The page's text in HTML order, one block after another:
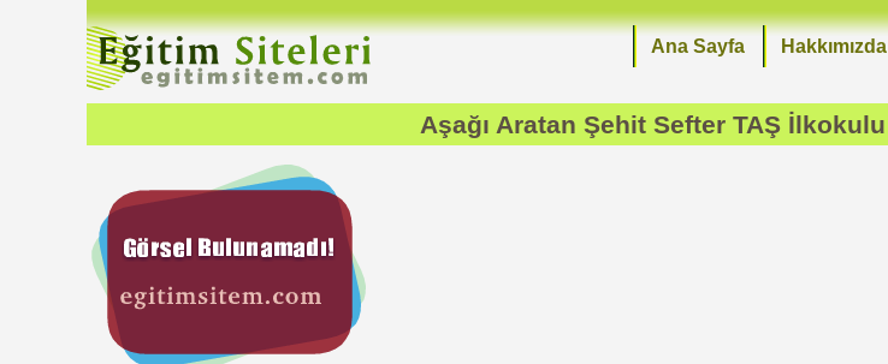
Hakkımızda
Ana Sayfa
Aşağı Aratan Şehit Sefter TAŞ İlkokulu